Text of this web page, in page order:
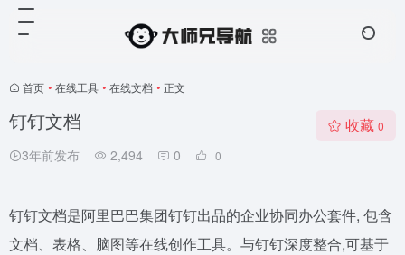
首页 • 在线工具 • 在线文档 • 正文
钉钉文档
3年前发布 2,494 0 0
收藏 0
钉钉文档是阿里巴巴集团钉钉出品的企业协同办公套件, 包含
文档、表格、脑图等在线创作工具。与钉钉深度整合,可基于